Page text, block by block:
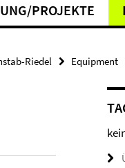
PROJEKTE
Riedel Equipment